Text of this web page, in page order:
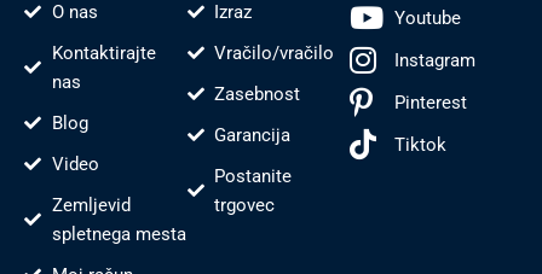
O nas
Kontaktirajte
nas
Blog
Video
Zemljevid
spletnega mesta
Izraz
Vračilo/vračilo
Zasebnost
Garancija
Postanite
trgovec
Youtube
Instagram
Pinterest
Tiktok